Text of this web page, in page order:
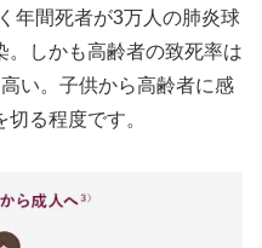
年間死者が3万人の肺炎球
。しかも高齢者の致死率は
い。子供から高齢者に感
る程度です。